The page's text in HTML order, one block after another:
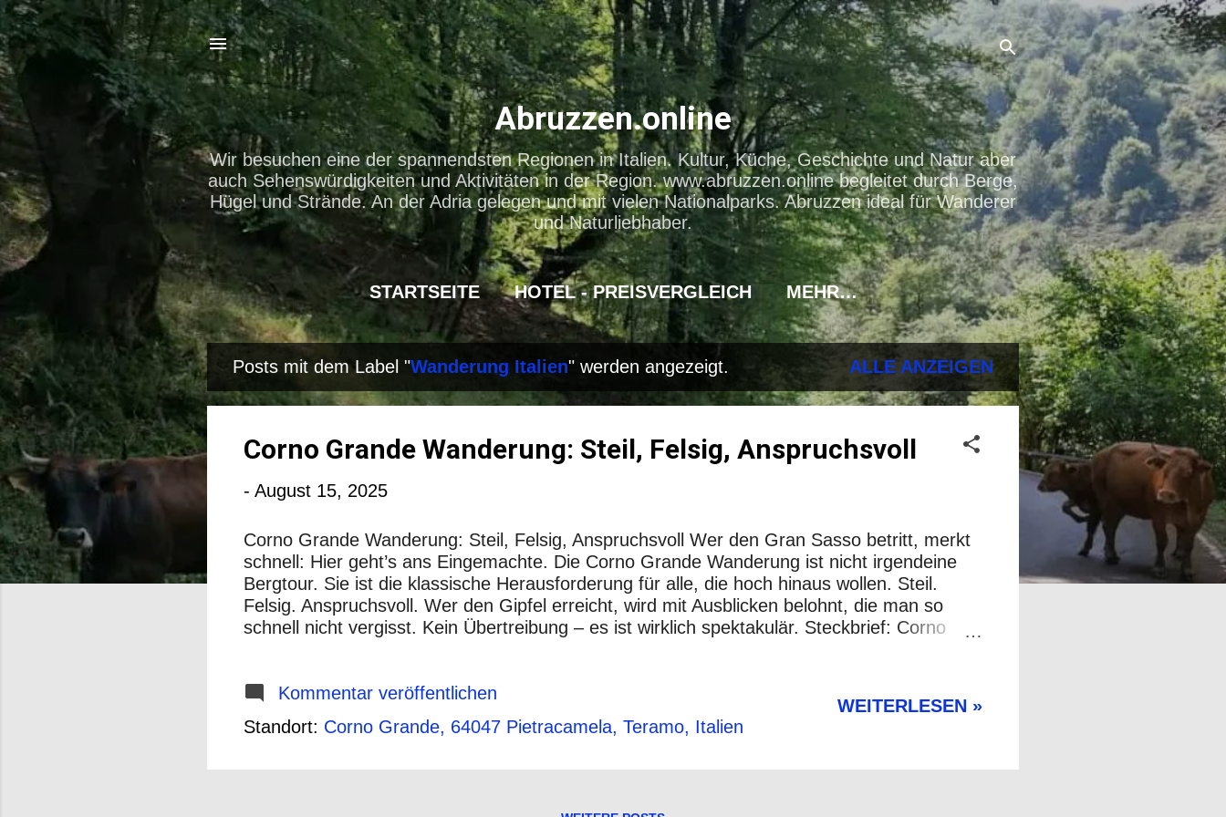
Direkt zum Hauptbereich
Abruzzen.online
Wir besuchen eine der spannendsten Regionen in Italien. Kultur, Küche, Geschichte und Natur aber
auch Sehenswürdigkeiten und Aktivitäten in der Region. www.abruzzen.online begleitet durch Berge,
Hügel und Strände. An der Adria gelegen und mit vielen Nationalparks. Abruzzen ideal für Wanderer
und Naturliebhaber.
STARTSEITE HOTEL - PREISVERGLEICH MEHR…
P
o
Posts mit dem Label "Wanderung Italien" werden angezeigt. ALLE ANZEIGEN
Corno Grande Wanderung: Steil, Felsig, Anspruchsvoll
- August 15, 2025
Corno Grande Wanderung: Steil, Felsig, Anspruchsvoll Wer den Gran Sasso betritt, merkt
schnell: Hier geht’s ans Eingemachte. Die Corno Grande Wanderung ist nicht irgendeine
Bergtour. Sie ist die klassische Herausforderung für alle, die hoch hinaus wollen. Steil.
Felsig. Anspruchsvoll. Wer den Gipfel erreicht, wird mit Ausblicken belohnt, die man so
schnell nicht vergisst. Kein Übertreibung – es ist wirklich spektakulär. Steckbrief: Corno
Juni bis September Ausrüstung: Feste Wanderschuhe, wetterfeste Kleidung, ggf.
Klettersteigset Die Route: Von der Hütte zum Gipfel Die gängigste Variante startet an der
Rifugio Franchetti . Der Aufstieg führt zunächst über Geröllfelder, später wird es felsiger.
Kommentar veröffentlichen
Standort: Corno Grande, 64047 Pietracamela, Teramo, Italien
WEITERLESEN »